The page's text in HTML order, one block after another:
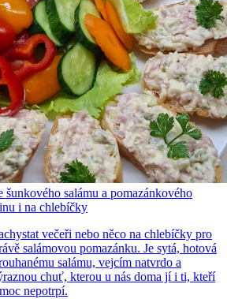
šunkového salámu a pomazánkového
i na chlebíčky
večeři nebo něco na chlebíčky pro
salámovou pomazánku. Je sytá, hotová
salámu, vejcím natvrdo a
chuť, kterou u nás doma jí i ti, kteří
nepotrpí.